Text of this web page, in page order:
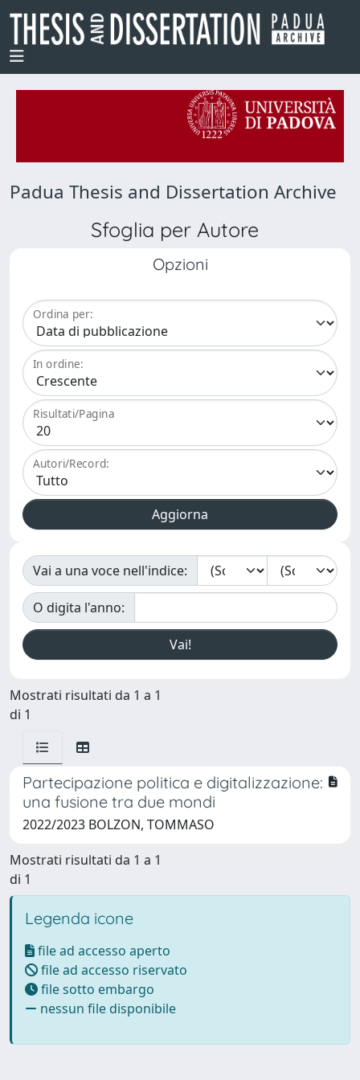
Padua Thesis and Dissertation Archive
Sfoglia per Autore
Opzioni
Ordina per:
In ordine:
Risultati/Pagina
Autori/Record:
Vai a una voce nell'indice:
O digita l'anno:
Mostrati risultati da 1 a 1
di 1
Partecipazione politica e digitalizzazione:
una fusione tra due mondi
2022/2023 BOLZON, TOMMASO
Mostrati risultati da 1 a 1
di 1
Legenda icone
file ad accesso aperto
file ad accesso riservato
file sotto embargo
nessun file disponibile